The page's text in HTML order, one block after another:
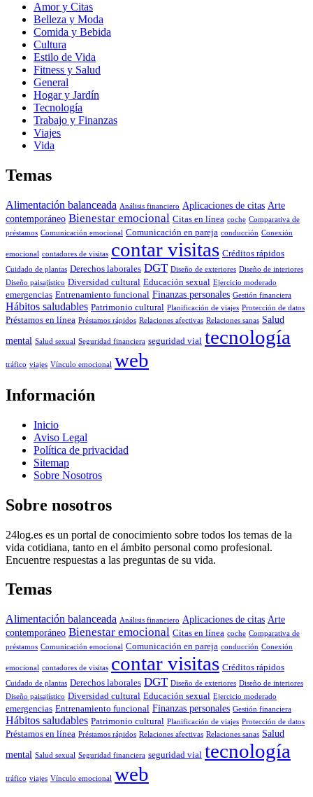
Amor y Citas
Belleza y Moda
Comida y Bebida
Cultura
Estilo de Vida
Fitness y Salud
General
Hogar y Jardín
Tecnología
Trabajo y Finanzas
Viajes
Vida
Temas
Alimentación balanceada Análisis financiero Aplicaciones de citas Arte
contemporáneo Bienestar emocional Citas en línea coche Comparativa de
préstamos Comunicación emocional Comunicación en pareja conducción Conexión
emocional contadores de visitas contar visitas Créditos rápidos
Cuidado de plantas Derechos laborales DGT Diseño de exteriores Diseño de interiores
Diseño paisajístico Diversidad cultural Educación sexual Ejercicio moderado
emergencias Entrenamiento funcional Finanzas personales Gestión financiera
Hábitos saludables Patrimonio cultural Planificación de viajes Protección de datos
Préstamos en línea Préstamos rápidos Relaciones afectivas Relaciones sanas Salud
mental Salud sexual Seguridad financiera seguridad vial tecnología
tráfico viajes Vínculo emocional web
Información
Inicio
Aviso Legal
Política de privacidad
Sitemap
Sobre Nosotros
Sobre nosotros
24log.es es un portal de conocimiento sobre todos los temas de la
vida cotidiana, tanto en el ámbito personal como profesional.
Encuentre respuestas a las preguntas de su vida.
Temas
Alimentación balanceada Análisis financiero Aplicaciones de citas Arte
contemporáneo Bienestar emocional Citas en línea coche Comparativa de
préstamos Comunicación emocional Comunicación en pareja conducción Conexión
emocional contadores de visitas contar visitas Créditos rápidos
Cuidado de plantas Derechos laborales DGT Diseño de exteriores Diseño de interiores
Diseño paisajístico Diversidad cultural Educación sexual Ejercicio moderado
emergencias Entrenamiento funcional Finanzas personales Gestión financiera
Hábitos saludables Patrimonio cultural Planificación de viajes Protección de datos
Préstamos en línea Préstamos rápidos Relaciones afectivas Relaciones sanas Salud
mental Salud sexual Seguridad financiera seguridad vial tecnología
tráfico viajes Vínculo emocional web